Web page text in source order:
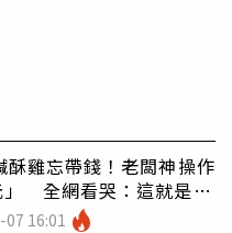
酥雞忘帶錢！老闆神操作
」 全網看哭：這就是台
16:01